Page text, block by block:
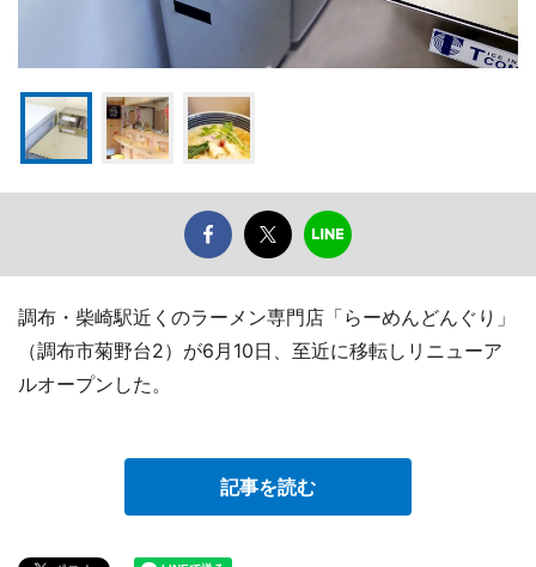
調布・柴崎駅近くのラーメン専門店「らーめんどんぐり」
（調布市菊野台2）が6月10日、至近に移転しリニューア
ルオープンした。
記事を読む